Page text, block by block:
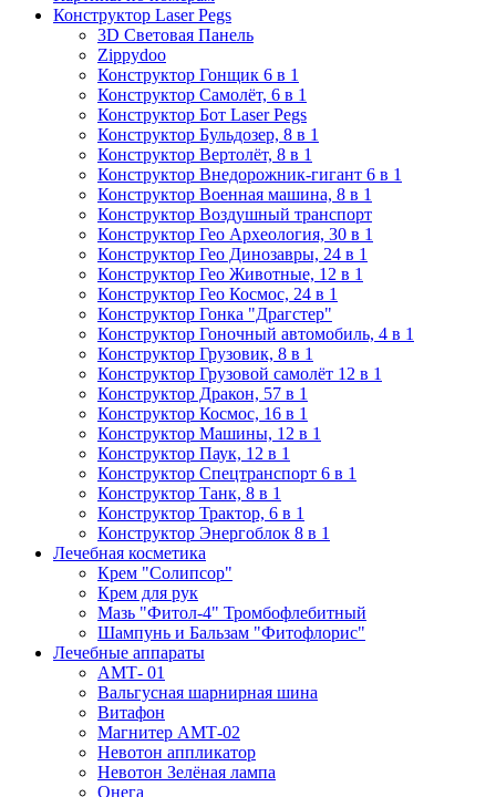
Конструктор Laser Pegs
3D Световая Панель
Zippydoo
Конструктор Гонщик 6 в 1
Конструктор Cамолёт, 6 в 1
Конструктор Бот Laser Pegs
Конструктор Бульдозер, 8 в 1
Конструктор Вертолёт, 8 в 1
Конструктор Внедорожник-гигант 6 в 1
Конструктор Военная машина, 8 в 1
Конструктор Воздушный транспорт
Конструктор Гео Археология, 30 в 1
Конструктор Гео Динозавры, 24 в 1
Конструктор Гео Животные, 12 в 1
Конструктор Гео Космос, 24 в 1
Конструктор Гонка "Драгстер"
Конструктор Гоночный автомобиль, 4 в 1
Конструктор Грузовик, 8 в 1
Конструктор Грузовой самолёт 12 в 1
Конструктор Дракон, 57 в 1
Конструктор Космос, 16 в 1
Конструктор Машины, 12 в 1
Конструктор Паук, 12 в 1
Конструктор Спецтранспорт 6 в 1
Конструктор Танк, 8 в 1
Конструктор Трактор, 6 в 1
Конструктор Энергоблок 8 в 1
Лечебная косметика
Крем "Солипсор"
Крем для рук
Мазь "Фитол-4" Тромбофлебитный
Шампунь и Бальзам "Фитофлорис"
Лечебные аппараты
АМТ- 01
Вальгусная шарнирная шина
Витафон
Магнитер АМТ-02
Невотон аппликатор
Невотон Зелёная лампа
Онега